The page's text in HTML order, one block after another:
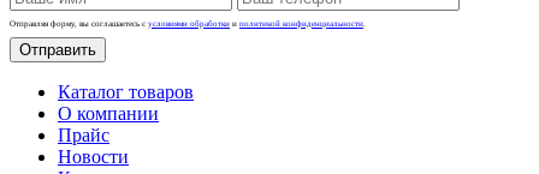
Отправляя форму, вы соглашаетесь с условиями обработки и политикой конфиденциальности.
Отправить
Каталог товаров
О компании
Прайс
Новости